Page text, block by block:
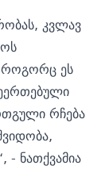
კვლავ
როგორც ეს
რჩება
ნათქვამია